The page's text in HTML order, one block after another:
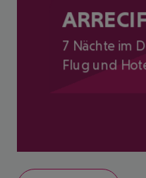
7 Nächte im
Flug und